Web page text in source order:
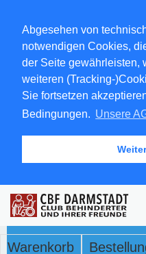
Abgesehen von
notwendigen Cookies,
der Seite gewährleisten,
weiteren (Tracking-
Sie fortsetzen
Bedingungen. Unsere
Weiter
Warenkorb